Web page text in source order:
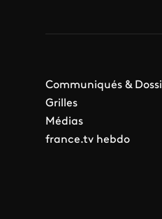
Communiqués &
Grilles
Médias
france.tv hebdo